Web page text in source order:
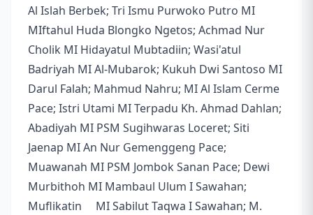
Al Islah Berbek; Tri Ismu Purwoko Putro MI
MIftahul Huda Blongko Ngetos; Achmad Nur
Cholik MI Hidayatul Mubtadiin; Wasi'atul
Badriyah MI Al-Mubarok; Kukuh Dwi Santoso MI
Darul Falah; Mahmud Nahru; MI Al Islam Cerme
Pace; Istri Utami MI Terpadu Kh. Ahmad Dahlan;
Abadiyah MI PSM Sugihwaras Loceret; Siti
Jaenap MI An Nur Gemenggeng Pace;
Muawanah MI PSM Jombok Sanan Pace; Dewi
Murbithoh MI Mambaul Ulum I Sawahan;
Muflikatin MI Sabilut Taqwa I Sawahan; M.